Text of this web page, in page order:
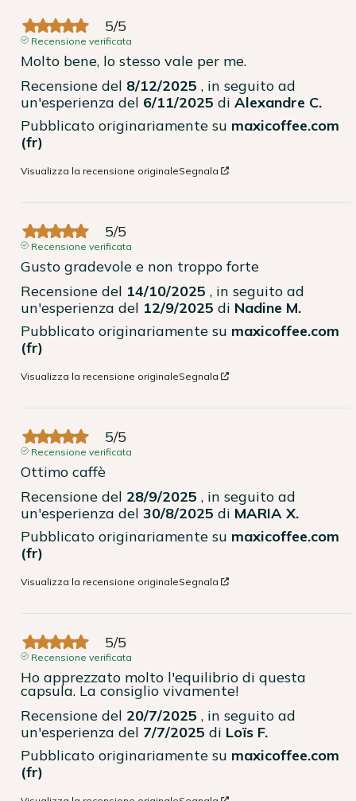
5/5
Recensione verificata
Molto bene, lo stesso vale per me.
Recensione del 8/12/2025 , in seguito ad
un'esperienza del 6/11/2025 di Alexandre C.
Pubblicato originariamente su maxicoffee.com
(fr)
Visualizza la recensione originaleSegnala
5/5
Recensione verificata
Gusto gradevole e non troppo forte
Recensione del 14/10/2025 , in seguito ad
un'esperienza del 12/9/2025 di Nadine M.
Pubblicato originariamente su maxicoffee.com
(fr)
Visualizza la recensione originaleSegnala
5/5
Recensione verificata
Ottimo caffè
Recensione del 28/9/2025 , in seguito ad
un'esperienza del 30/8/2025 di MARIA X.
Pubblicato originariamente su maxicoffee.com
(fr)
Visualizza la recensione originaleSegnala
5/5
Recensione verificata
Ho apprezzato molto l'equilibrio di questa
capsula. La consiglio vivamente!
Recensione del 20/7/2025 , in seguito ad
un'esperienza del 7/7/2025 di Loïs F.
Pubblicato originariamente su maxicoffee.com
(fr)